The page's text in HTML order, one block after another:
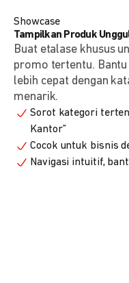
Showcase
Tampilkan Produk
Buat etalase khusus
promo tertentu.
lebih cepat dengan
menarik.
Sorot kategori
Kantor”
Cocok untuk bisnis
Navigasi intuitif,